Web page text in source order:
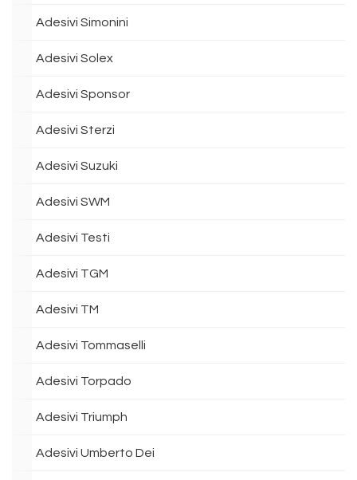
Adesivi Simonini
Adesivi Solex
Adesivi Sponsor
Adesivi Sterzi
Adesivi Suzuki
Adesivi SWM
Adesivi Testi
Adesivi TGM
Adesivi TM
Adesivi Tommaselli
Adesivi Torpado
Adesivi Triumph
Adesivi Umberto Dei